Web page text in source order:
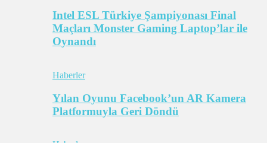
Intel ESL Türkiye Şampiyonası Final
Maçları Monster Gaming Laptop’lar ile
Oynandı
Haberler
Yılan Oyunu Facebook’un AR Kamera
Platformuyla Geri Döndü